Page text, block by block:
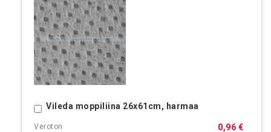
Vileda moppiliina 26x61cm, harmaa
0,96 €
Ostoskoriin